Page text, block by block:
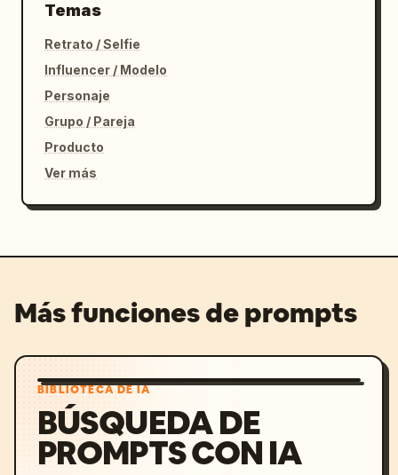
Temas
Retrato / Selfie
Influencer / Modelo
Personaje
Grupo / Pareja
Producto
Ver más
Más funciones de prompts
BIBLIOTECA DE IA
BÚSQUEDA DE
PROMPTS CON IA